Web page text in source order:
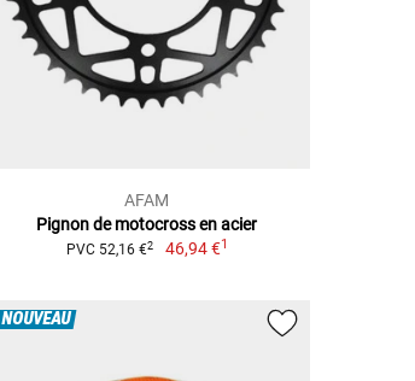
AFAM
Pignon de motocross en acier
PVC 52,16 €2 46,94 €1
NOUVEAU